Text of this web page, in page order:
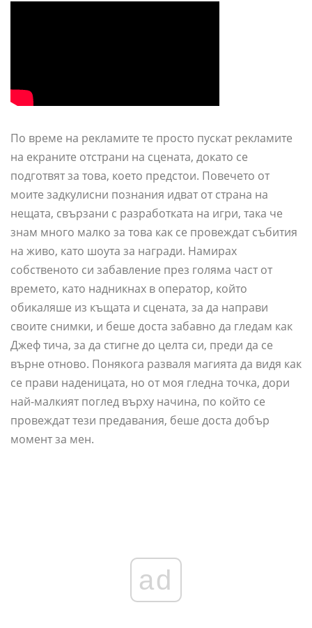
По време на рекламите те просто пускат рекламите
на екраните отстрани на сцената, докато се
подготвят за това, което предстои. Повечето от
моите задкулисни познания идват от страна на
нещата, свързани с разработката на игри, така че
знам много малко за това как се провеждат събития
на живо, като шоута за награди. Намирах
собственото си забавление през голяма част от
времето, като надникнах в оператор, който
обикаляше из къщата и сцената, за да направи
своите снимки, и беше доста забавно да гледам как
Джеф тича, за да стигне до целта си, преди да се
върне отново. Понякога разваля магията да видя как
се прави наденицата, но от моя гледна точка, дори
най-малкият поглед върху начина, по който се
провеждат тези предавания, беше доста добър
момент за мен.
ad